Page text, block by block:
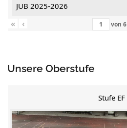
JUB 2025-2026
«
‹ von 6
Unsere Oberstufe
Stufe EF